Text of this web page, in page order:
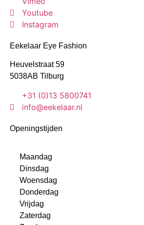
Youtube
Instagram
Eekelaar Eye Fashion
Heuvelstraat 59
5038AB Tilburg
+31 (0)13 5800741
info@eekelaar.nl
Openingstijden
Maandag
Dinsdag
Woensdag
Donderdag
Vrijdag
Zaterdag